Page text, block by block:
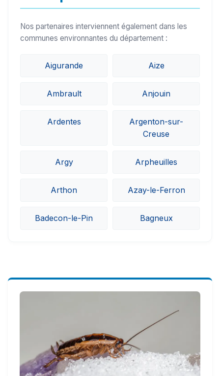
Nos partenaires interviennent également dans les
communes environnantes du département :
Aigurande Aize
Ambrault Anjouin
Ardentes
Argenton-sur-
Creuse
Argy Arpheuilles
Arthon Azay-le-Ferron
Badecon-le-Pin Bagneux